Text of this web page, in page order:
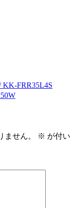
FRR35L4S
せん。 ※ が付い